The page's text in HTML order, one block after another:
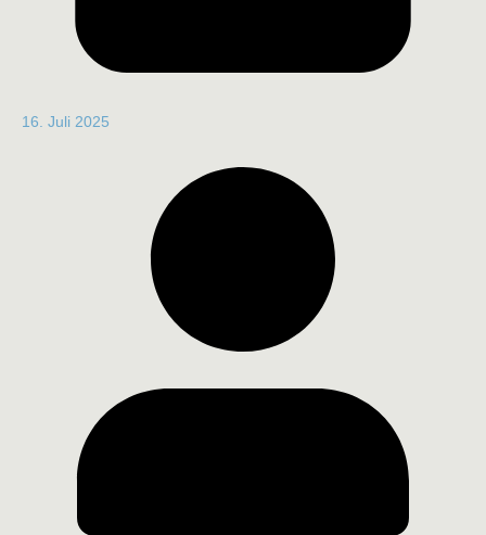
16. Juli 2025